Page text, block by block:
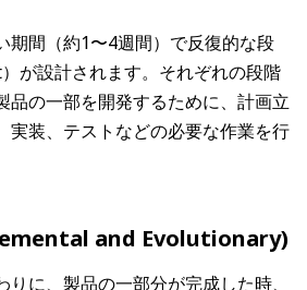
期間（約1〜4週間）で反復的な段
が設計されます。それぞれの段階
品の一部を開発するために、計画立
実装、テストなどの必要な作業を行
and Evolutionary)
に、製品の一部分が完成した時、